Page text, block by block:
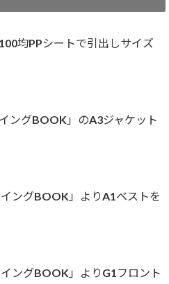
均PPシートで引出しサイズ
ングBOOK」のA3ジャケット
ングBOOK」よりA1ベストを
ングBOOK」よりG1フロント